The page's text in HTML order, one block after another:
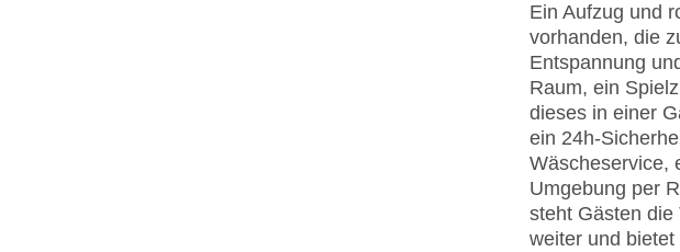
Ein Aufzug und
vorhanden, die
Entspannung
Raum, ein
dieses in einer
ein 24h-
Wäscheservice,
Umgebung per
steht Gästen die
weiter und